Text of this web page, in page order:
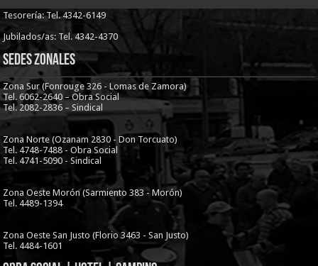
Tesorería: Tel. 4342-6149
Jubilados/as: Tel. 4342-4370
Sedes Zonales
Zona Sur (Fonrouge 326 - Lomas de Zamora)
Tel. 6062-2640 – Obra Social
Tel. 2082-2836 – Sindical
Zona Norte (Ozanam 2830 - Don Torcuato)
Tel. 4748-7488 - Obra Social
Tel. 4741-5090 - Sindical
Zona Oeste Morón (Sarmiento 383 - Morón)
Tel. 4489-1394
Zona Oeste San Justo (Florio 3463 - San Justo)
Tel. 4484-1601